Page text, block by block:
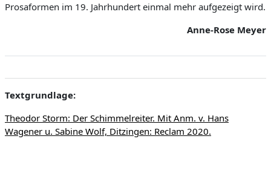
Prosaformen im 19. Jahrhundert einmal mehr aufgezeigt wird.
Anne-Rose Meyer
Textgrundlage:
Theodor Storm: Der Schimmelreiter. Mit Anm. v. Hans
Wagener u. Sabine Wolf, Ditzingen: Reclam 2020.